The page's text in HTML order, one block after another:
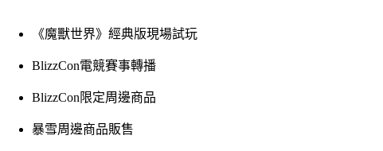
《魔獸世界》經典版現場試玩
BlizzCon電競賽事轉播
BlizzCon 限定周邊商品
暴雪周邊商品販售